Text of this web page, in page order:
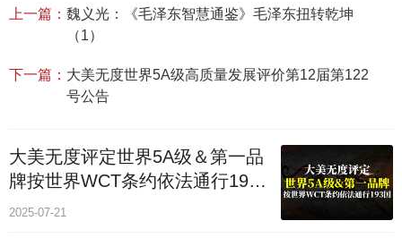
上一篇： 魏义光：《毛泽东智慧通鉴》毛泽东扭转乾坤
（1）
下一篇： 大美无度世界5A级高质量发展评价第12届第122
号公告
大美无度评定世界5A级＆第一品
牌按世界WCT条约依法通行193
个国家
2025-07-21